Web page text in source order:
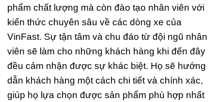
phẩm chất lượng mà còn đào tạo nhân viên với
kiến thức chuyên sâu về các dòng xe của
VinFast. Sự tận tâm và chu đáo từ đội ngũ nhân
viên sẽ làm cho những khách hàng khi đến đây
đều cảm nhận được sự khác biệt. Họ sẽ hướng
dẫn khách hàng một cách chi tiết và chính xác,
giúp họ lựa chọn được sản phẩm phù hợp nhất